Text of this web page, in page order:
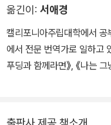
옮긴이: 서애경
캘리포니아주립대학에서 공
에서 전문 번역가로 일하고
푸딩과 함께라면》, 《나는